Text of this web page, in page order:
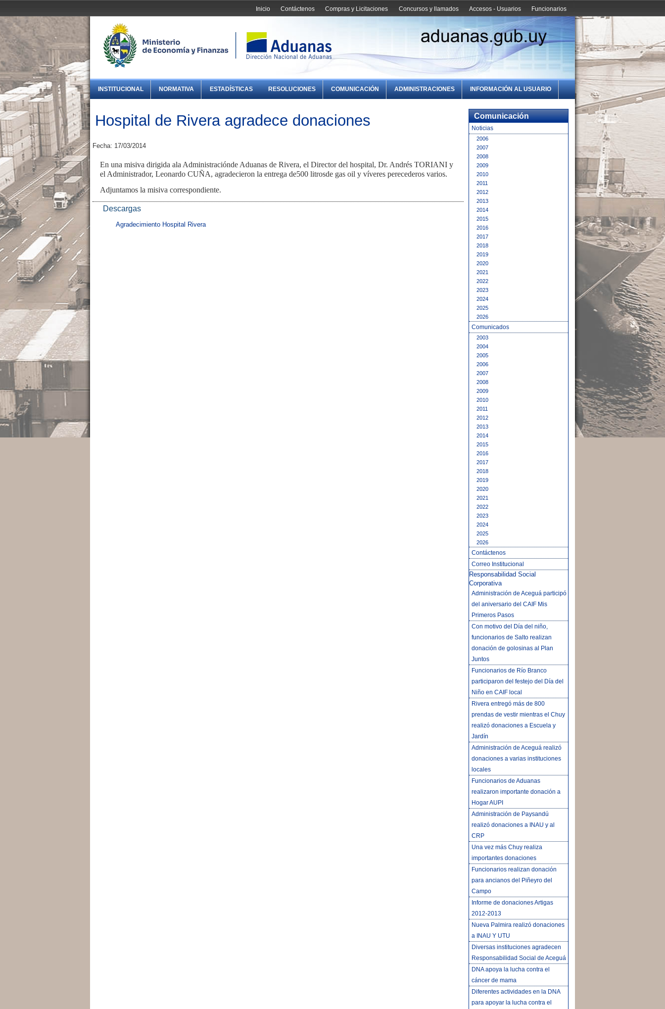
Funcionarios
Accesos - Usuarios
Concursos y llamados
Compras y Licitaciones
Contáctenos
Inicio
INSTITUCIONAL NORMATIVA ESTADÍSTICAS RESOLUCIONES COMUNICACIÓN ADMINISTRACIONES INFORMACIÓN AL USUARIO
Hospital de Rivera agradece donaciones
Fecha: 17/03/2014
En una misiva dirigida ala Administraciónde Aduanas de Rivera, el Director del hospital, Dr. Andrés TORIANI y
el Administrador, Leonardo CUÑA, agradecieron la entrega de500 litrosde gas oil y víveres perecederos varios.
Adjuntamos la misiva correspondiente.
Descargas
Agradecimiento Hospital Rivera
Comunicación
Noticias
2006
2007
2008
2009
2010
2011
2012
2013
2014
2015
2016
2017
2018
2019
2020
2021
2022
2023
2024
2025
2026
Comunicados
2003
2004
2005
2006
2007
2008
2009
2010
2011
2012
2013
2014
2015
2016
2017
2018
2019
2020
2021
2022
2023
2024
2025
2026
Contáctenos
Correo Institucional
Responsabilidad Social
Corporativa
Administración de Aceguá participó
del aniversario del CAIF Mis
Primeros Pasos
Con motivo del Día del niño,
funcionarios de Salto realizan
donación de golosinas al Plan
Juntos
Funcionarios de Río Branco
participaron del festejo del Día del
Niño en CAIF local
Rivera entregó más de 800
prendas de vestir mientras el Chuy
realizó donaciones a Escuela y
Jardín
Administración de Aceguá realizó
donaciones a varias instituciones
locales
Funcionarios de Aduanas
realizaron importante donación a
Hogar AUPI
Administración de Paysandú
realizó donaciones a INAU y al
CRP
Una vez más Chuy realiza
importantes donaciones
Funcionarios realizan donación
para ancianos del Piñeyro del
Campo
Informe de donaciones Artigas
2012-2013
Nueva Palmira realizó donaciones
a INAU Y UTU
Diversas instituciones agradecen
Responsabilidad Social de Aceguá
DNA apoya la lucha contra el
cáncer de mama
Diferentes actividades en la DNA
para apoyar la lucha contra el